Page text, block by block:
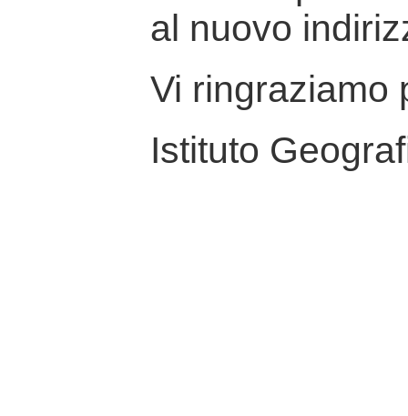
al nuovo
Vi ringraziamo
Istituto